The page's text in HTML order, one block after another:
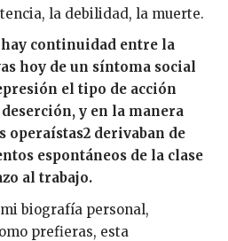
la debilidad, la muerte.
continuidad entre la
hoy de un síntoma social
el tipo de acción
y en la manera
operaístas2 derivaban de
espontáneos de la clase
al trabajo.
biografía personal,
prefieras, esta